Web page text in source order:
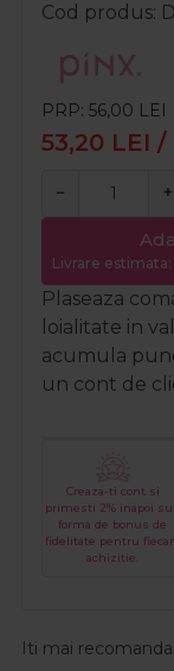
Cod produs
PRP: 56,00 LEI
53,20 LEI /
− +
Livrare estimata:
Plaseaza
loialitate in
acumula
un cont de
Creaza-ti cont si
primesti 2% inapoi
forma de bonus de
fidelitate pentru
achizitie.
Iti mai